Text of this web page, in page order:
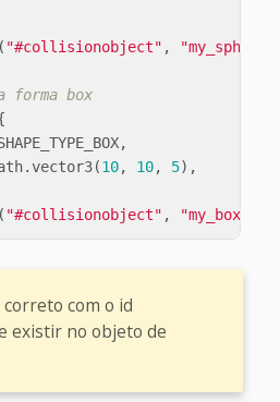
( "#collisionobject" ,
forma box
,
.vector3(10, 10, 5),
( "#collisionobject" ,
com o id
existir no objeto de